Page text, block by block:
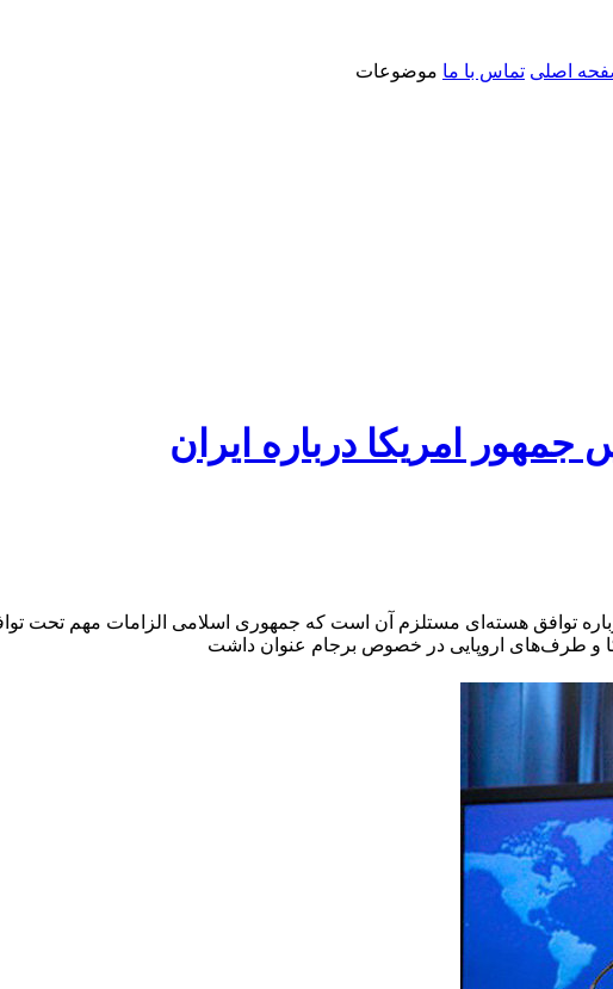
اصلی تماس با ما موضوعات
امریکا درباره ایران
توافق هسته‌ای مستلزم آن است که جمهوری اسلامی الزامات مهم تحت
و طرف‌های اروپایی در خصوص برجام عنوان داشت